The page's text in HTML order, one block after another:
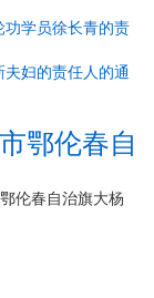
学员徐长青的责
妇的责任人的通
鄂伦春自
伦春自治旗大杨